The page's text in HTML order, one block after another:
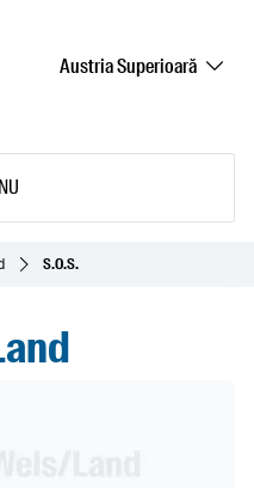
Austria Superioară
S.O.S.